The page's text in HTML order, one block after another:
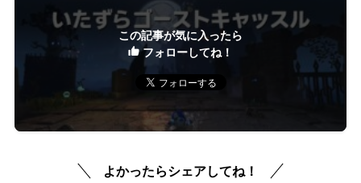
この記事が気に入ったら
フォローしてね！
よかったらシェアしてね！